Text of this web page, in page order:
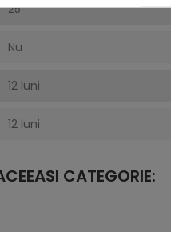
25
Nu
12 luni
12 luni
CATEGORIE: